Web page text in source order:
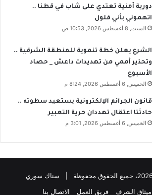
دورية أمنية تعتدي على شاب في قطنا ..
اتهموني بأني فلول
السبت, 8 أغسطس 2026, 10:53 ص
الشرع يعلن خطة تنموية للمنطقة الشرقية ..
وتحذير أممي من تهديدات داعش _ حصاد
الأسبوع
الخميس, 6 أغسطس 2026, 8:24 م
قانون الجرائم الإلكترونية يستعيد سطوته ..
حادثتا اعتقال تهددان حرية التعبير
الخميس, 6 أغسطس 2026, 3:01 م
ميثاق الشرف فريق العمل الاتصال بنا